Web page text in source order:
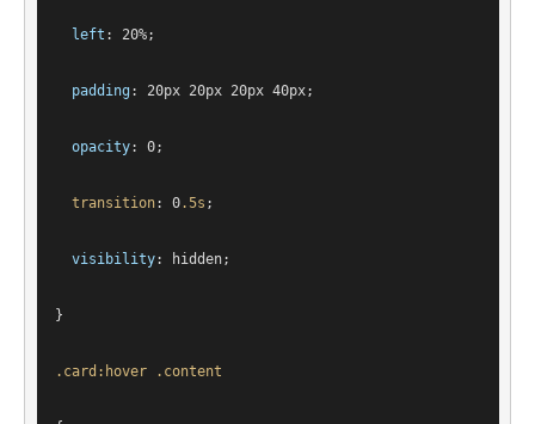
left : 20%;
padding: 20px 20px 20px 40px;
opacity: 0;
transition: 0.5s ;
visibility: hidden;
}
.card :hover .content